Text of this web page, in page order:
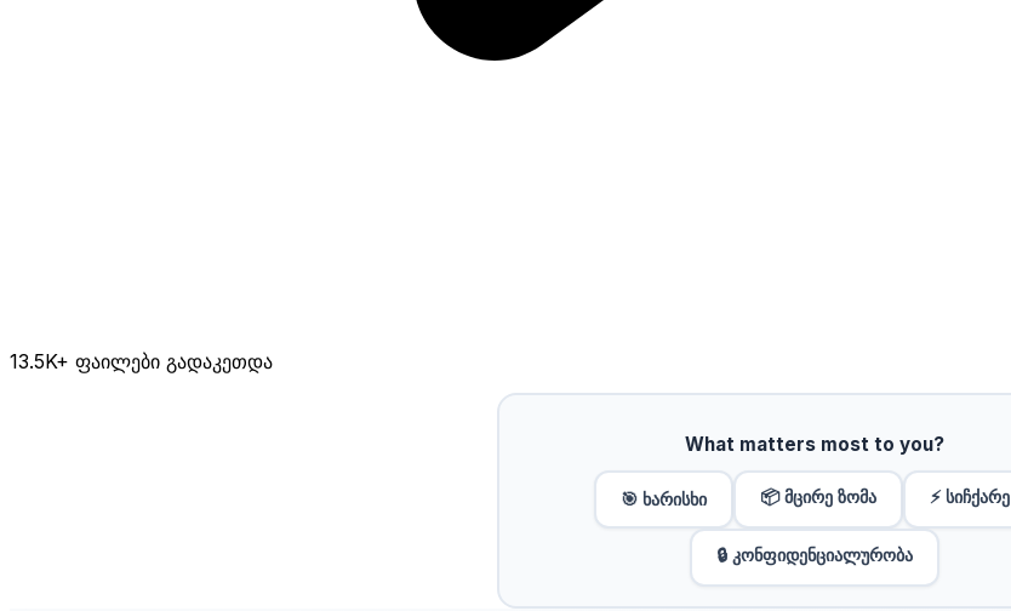
13.5K+ ფაილები გადაკეთდა
What matters most to you?
🎯 ხარისხი 📦 მცირე ზომა ⚡ სიჩქარე
🔒 კონფიდენციალურობა